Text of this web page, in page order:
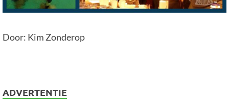
Door: Kim Zonderop
ADVERTENTIE